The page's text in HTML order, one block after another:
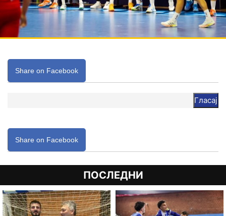
Share on Facebook
Гласај
Share on Facebook
ПОСЛЕДНИ